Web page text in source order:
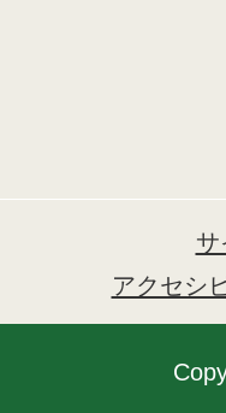
サ
アクセシ